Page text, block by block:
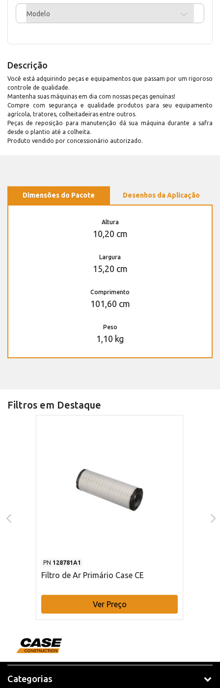
Modelo
Descrição
Você está adquirindo peças e equipamentos que passam por um rigoroso
controle de qualidade.
Mantenha suas máquinas em dia com nossas peças genuínas!
Compre com segurança e qualidade produtos para seu equipamento
agrícola, tratores, colheitadeiras entre outros.
Peças de reposição para manutenção dá sua máquina durante a safra
desde o plantio até a colheita.
Produto vendido por concessionário autorizado.
Dimensões do Pacote Desenhos da Aplicação
Altura
10,20 cm
Largura
15,20 cm
Comprimento
101,60 cm
Peso
1,10 kg
Filtros em Destaque
PN 128781A1
Filtro de Ar Primário Case CE
Ver Preço
Categorias